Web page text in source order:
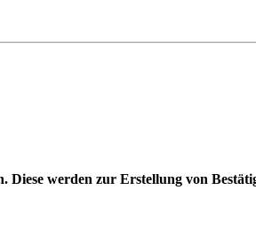
werden zur Erstellung von